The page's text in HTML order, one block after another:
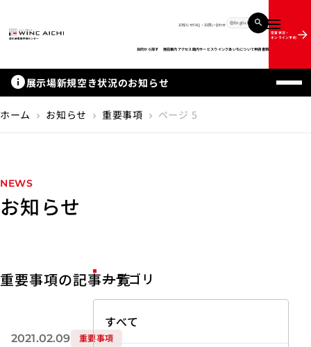
メニュー
お知らせFAQ・お問い合わせ English
目的から探す 施設案内アクセス館内サービスウインクあいちについて申請書類
空室状況・
オンライン予約
info展示場新規空き状況のお知らせ
ホーム chevron_right お知らせ chevron_right 重要事項 chevron_right ページ 5
NEWS
お知らせ
重要事項の記事一覧
2021.02.09 重要事項
カテゴリ
すべて